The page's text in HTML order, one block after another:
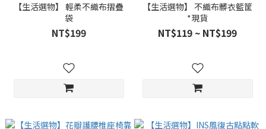
【生活選物】 輕柔不織布摺疊
袋
NT$199
【生活選物】 不織布髒衣籃筐
*現貨
NT$119 ~ NT$199